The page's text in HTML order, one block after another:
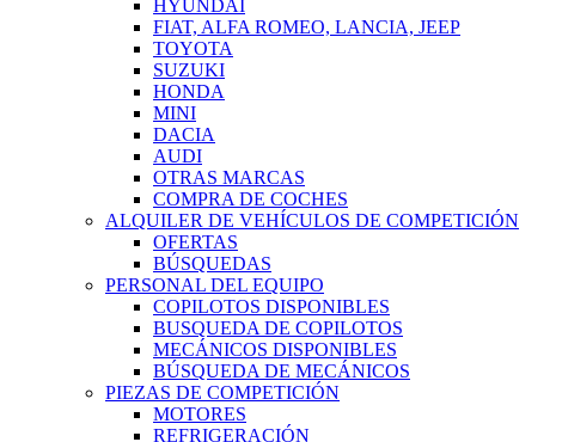
HYUNDAI
FIAT, ALFA ROMEO, LANCIA, JEEP
TOYOTA
SUZUKI
HONDA
MINI
DACIA
AUDI
OTRAS MARCAS
COMPRA DE COCHES
ALQUILER DE VEHÍCULOS DE COMPETICIÓN
OFERTAS
BÚSQUEDAS
PERSONAL DEL EQUIPO
COPILOTOS DISPONIBLES
BUSQUEDA DE COPILOTOS
MECÁNICOS DISPONIBLES
BÚSQUEDA DE MECÁNICOS
PIEZAS DE COMPETICIÓN
MOTORES
REFRIGERACIÓN